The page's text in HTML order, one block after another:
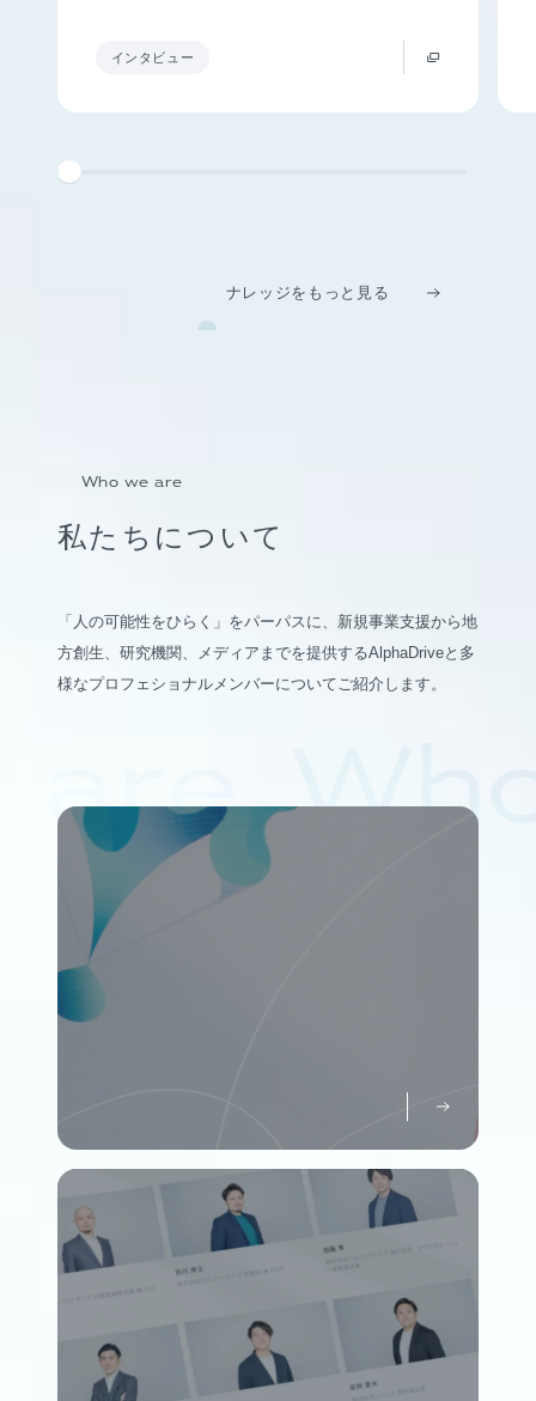
インタビュー
ナレッジをもっと見る
Who we are
私たちについて
「人の可能性をひらく」をパーパスに、新規事業支援から地
方創生、研究機関、メディアまでを提供するAlphaDriveと多
様なプロフェショナルメンバーについてご紹介します。